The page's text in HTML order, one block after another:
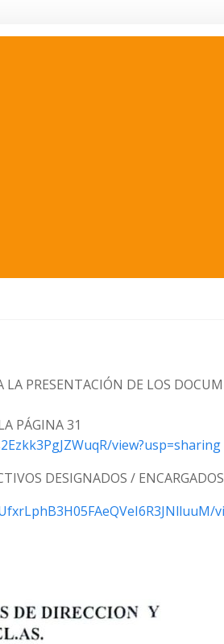
PRESENTACIÓN DE LOS
PÁGINA 31
view?usp=sharing
DESIGNADOS /